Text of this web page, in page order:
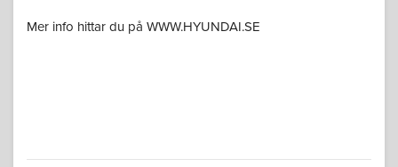
Mer info hittar du på WWW.HYUNDAI.SE